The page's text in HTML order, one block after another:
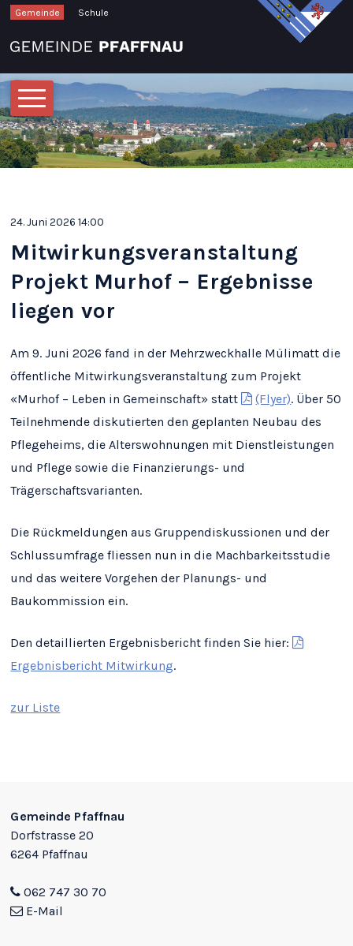
Navigieren in Pfaffnau
Schnellnavigation
Gemeinde Schule
Mitwirkungsveranstaltung
Projekt Murhof – Ergebnisse
liegen vor
24. Juni 2026 14:00
Am 9. Juni 2026 fand in der Mehrzweckhalle Mülimatt die
öffentliche Mitwirkungsveranstaltung zum Projekt
«Murhof – Leben in Gemeinschaft» statt
(Flyer). Über 50
Teilnehmende diskutierten den geplanten Neubau des
Pflegeheims, die Alterswohnungen mit Dienstleistungen
und Pflege sowie die Finanzierungs- und
Trägerschaftsvarianten.
Die Rückmeldungen aus Gruppendiskussionen und der
Schlussumfrage fliessen nun in die Machbarkeitsstudie
und das weitere Vorgehen der Planungs- und
Baukommission ein.
Den detaillierten Ergebnisbericht finden Sie hier:
Ergebnisbericht Mitwirkung.
zur Liste
Gemeinde Pfaffnau
Dorfstrasse 20
6264 Pfaffnau
062 747 30 70
E-Mail